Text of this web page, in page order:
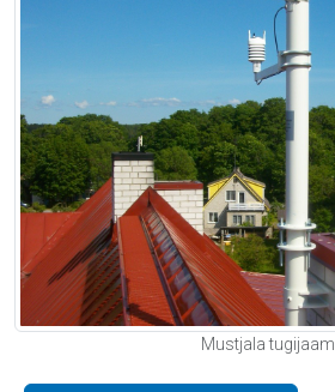
Mustjala tugijaam